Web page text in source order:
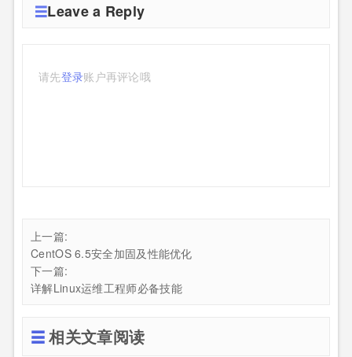
Leave a Reply
请先登录账户再评论哦
上一篇:
CentOS 6.5安全加固及性能优化
下一篇:
详解Linux运维工程师必备技能
相关文章阅读